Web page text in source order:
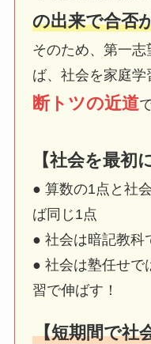
の出来で合否
そのため、第一
ば、社会を家庭
断トツの近道
【社会を最初
● 算数の1点と社
ば同じ1点
● 社会は暗記教科
● 社会は塾任せで
習で伸ばす！
【短期間で社